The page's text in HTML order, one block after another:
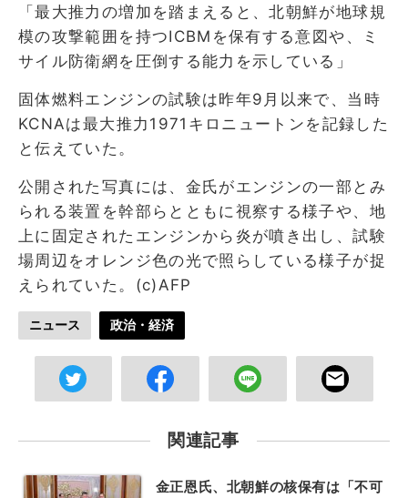
「最大推力の増加を踏まえると、北朝鮮が地球規
模の攻撃範囲を持つICBMを保有する意図や、ミ
サイル防衛網を圧倒する能力を示している」
固体燃料エンジンの試験は昨年9月以来で、当時
KCNAは最大推力1971キロニュートンを記録した
と伝えていた。
公開された写真には、金氏がエンジンの一部とみ
られる装置を幹部らとともに視察する様子や、地
上に固定されたエンジンから炎が噴き出し、試験
場周辺をオレンジ色の光で照らしている様子が捉
えられていた。(c)AFP
ニュース 政治・経済
関連記事
金正恩氏、北朝鮮の核保有は「不可